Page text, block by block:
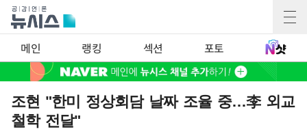
메인 랭킹 섹션 포토
조현 "한미 정상회담 날짜 조율 중…李 외교
철학 전달"